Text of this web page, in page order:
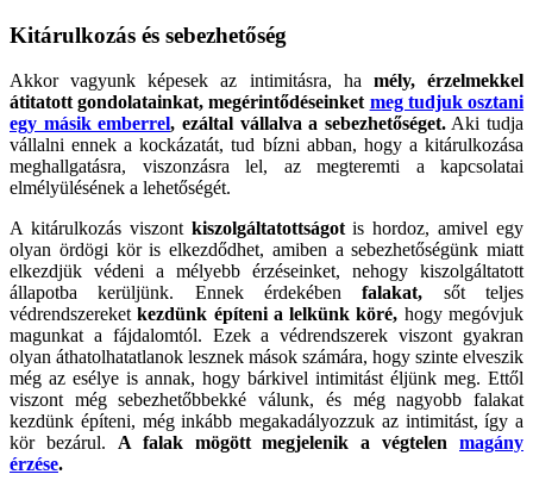
Kitárulkozás és sebezhetőség
Akkor vagyunk képesek az intimitásra, ha mély, érzelmekkel
átitatott gondolatainkat, megérintődéseinket meg tudjuk osztani
egy másik emberrel, ezáltal vállalva a sebezhetőséget.Aki tudja
vállalni ennek a kockázatát, tud bízni abban, hogy a kitárulkozása
meghallgatásra, viszonzásra lel, az megteremti a kapcsolatai
elmélyülésének a lehetőségét.
A kitárulkozás viszont kiszolgáltatottságotis hordoz, amivel egy
olyan ördögi kör is elkezdődhet, amiben a sebezhetőségünk miatt
elkezdjük védeni a mélyebb érzéseinket, nehogy kiszolgáltatott
állapotba kerüljünk. Ennek érdekébenfalakat, sőt teljes
védrendszereketkezdünk építeni a lelkünk köré, hogy megóvjuk
magunkat a fájdalomtól. Ezek a védrendszerek viszont gyakran
olyan áthatolhatatlanok lesznek mások számára, hogy szinte elveszik
még az esélye is annak, hogy bárkivel intimitást éljünk meg. Ettől
viszont még sebezhetőbbekké válunk, és még nagyobb falakat
kezdünk építeni, még inkább megakadályozzuk az intimitást, így a
kör bezárul. A falak mögött megjelenik a végtelen magány
érzése.